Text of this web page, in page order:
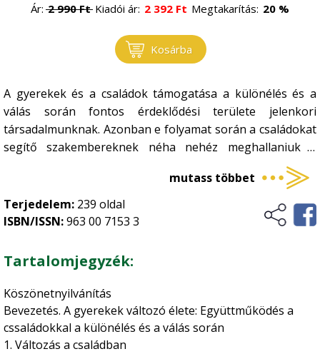
• Szőlészet-borászat
• Zöldségtermesztés
• Gyümölcstermesztés
Üzleti élet, marketing
Vidékfejlesztés
Ár: 2 990Ft Kiadói ár: 2 392 Ft Megtakarítás: 20 %
Kosárba
A ​gyerekek és a családok támogatása a különélés és a
válás során fontos érdeklődési területe jelenkori
társadalmunknak. Azonban e folyamat során a családokat
segítő szakembereknek néha nehéz meghallaniuk a
gyerekek „hangját”. Emilia Dowling és Gill Gorell Barnes
mint gyerekekkel és családokkal dolgozó klinikusok
sokrétű tapasztalatukról írnak ebben a könyvben és
megkísérlik pótolni ezt a hiányt – s ily módon elérni, hogy
gyerekekkel és a szülőkkel a különélés és a válás során
című könyv egyesíti a kutatást és a klinikai gyakorlatot. A
különélés és a válás megpróbáltatásait átélő családokkal
való terápiás munka bemutatása során a szerzők
figyelmet szentelnek a gyerekek életének tágabb
összefüggéseinek is, beleértve az alapellátást, az oktatást
mutass többet
Terjedelem: 239 oldal
ISBN/ISSN:963 00 7153 3
Tartalomjegyzék:
Köszönetnyilvánítás
Bevezetés. A gyerekek változó élete: Együttműködés a
cssaládokkal a különélés és a válás során
1. Változás a családban